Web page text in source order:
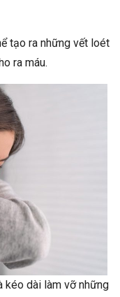
tạo ra những vết loét
ra máu.
kéo dài làm vỡ những